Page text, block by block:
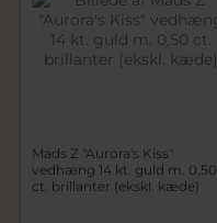
Mads Z "Aurora's Kiss"
vedhæng 14 kt. guld m. 0,50
ct. brillanter (ekskl. kæde)